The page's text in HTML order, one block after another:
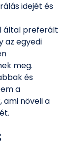
idejét és
által preferált
az egyedi
meg.
és
a
ami növeli a